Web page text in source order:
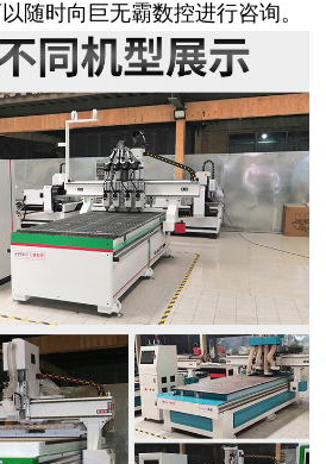
随时向巨无霸数控进行咨询。